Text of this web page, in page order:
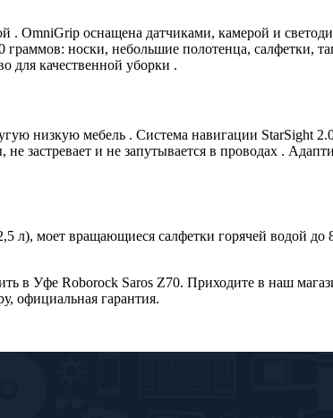
. OmniGrip оснащена датчиками, камерой и
носки, небольшие полотенца, салфетки,
для качественной уборки .
низкую мебель . Система навигации StarSight
застревает и не запутывается в проводах .
л), моет вращающиеся салфетки горячей водой
в Уфе Roborock Saros Z70. Приходите в наш
официальная гарантия.